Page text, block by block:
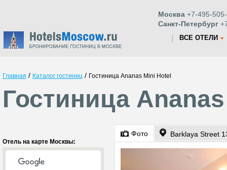
Москва +7-495-
Санкт-Петербург
ВСЕ ОТЕЛИ
Главная / Каталог гостиниц / Гостиница Ananas Mini Hotel
Гостиница
Отель на карте Москвы:
Фото Barklaya Street